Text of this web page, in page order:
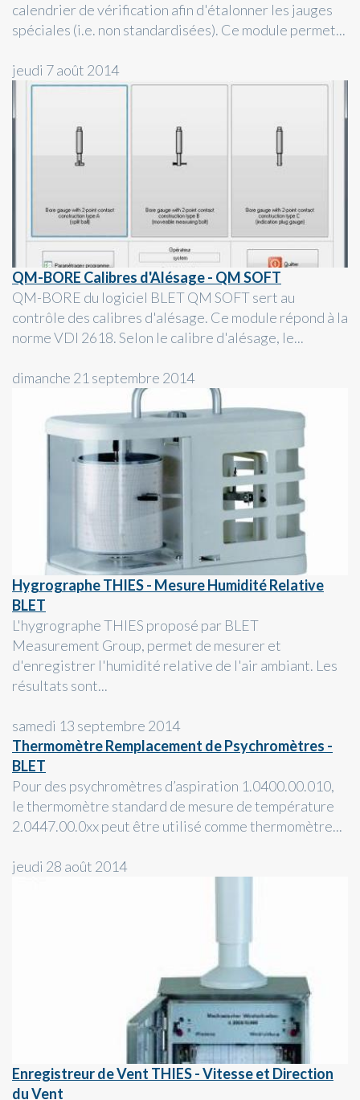
calendrier de vérification afin d'étalonner les jauges
spéciales (i.e. non standardisées). Ce module permet...
jeudi 7 août 2014
QM-BORE Calibres d'Alésage - QM SOFT
QM-BORE du logiciel BLET QM SOFT sert au
contrôle des calibres d'alésage. Ce module répond à la
norme VDI 2618. Selon le calibre d'alésage, le...
dimanche 21 septembre 2014
Hygrographe THIES - Mesure Humidité Relative
BLET
L'hygrographe THIES proposé par BLET
Measurement Group, permet de mesurer et
d'enregistrer l'humidité relative de l'air ambiant. Les
résultats sont...
samedi 13 septembre 2014
Thermomètre Remplacement de Psychromètres -
BLET
Pour des psychromètres d’aspiration 1.0400.00.010,
le thermomètre standard de mesure de température
2.0447.00.0xx peut être utilisé comme thermomètre...
jeudi 28 août 2014
Enregistreur de Vent THIES - Vitesse et Direction
du Vent